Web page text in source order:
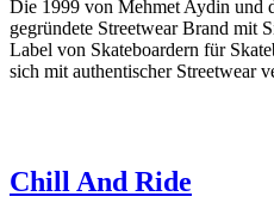
Die 1999 von Mehmet Aydin
gegründete Streetwear Brand mit
Label von Skateboardern für
sich mit authentischer Streetwear
Chill And Ride